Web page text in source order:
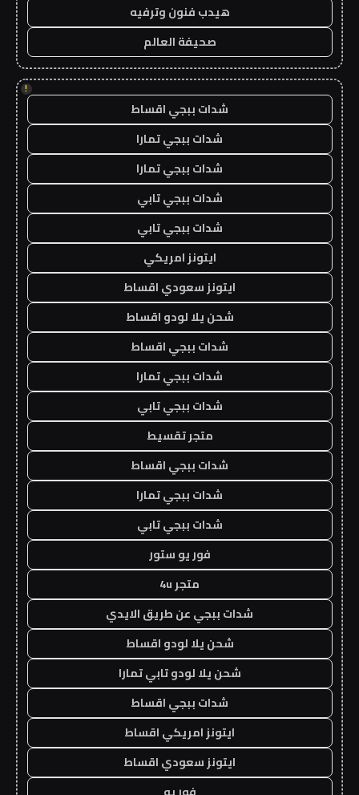
هيدب فنون وترفيه
صحيفة العالم
!
شدات ببجي اقساط
شدات ببجي تمارا
شدات ببجي تمارا
شدات ببجي تابي
شدات ببجي تابي
ايتونز امريكي
ايتونز سعودي اقساط
شحن يلا لودو اقساط
شدات ببجي اقساط
شدات ببجي تمارا
شدات ببجي تابي
متجر تقسيط
شدات ببجي اقساط
شدات ببجي تمارا
شدات ببجي تابي
فور يو ستور
متجر 4u
شدات ببجي عن طريق الايدي
شحن يلا لودو اقساط
شحن يلا لودو تابي تمارا
شدات ببجي اقساط
ايتونز امريكي اقساط
ايتونز سعودي اقساط